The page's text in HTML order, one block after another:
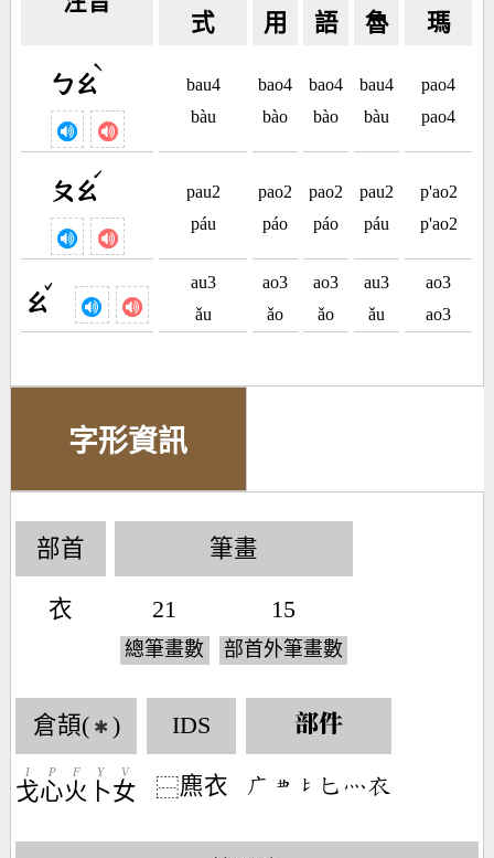
式 用 語 魯 瑪
ㄅㄠ
ˋ
bau4
bàu
bao4
bào
bao4
bào
bau4
bàu
pao4
pao4
ㄆㄠ
ˊ
pau2
páu
pao2
páo
pao2
páo
pau2
páu
p'ao2
p'ao2
ㄠ
ˇ
au3
ǎu
ao3
ǎo
ao3
ǎo
au3
ǎu
ao3
ao3
字形資訊
部首
衣
筆畫
21
總筆畫數
15
部首外筆畫數
倉頡( ✱ )
戈
I
心
P
火
F
卜
Y
女
V
IDS
⿱麃衣
部件
󶂉󶄍󶀘󶀗󶃺󶆐